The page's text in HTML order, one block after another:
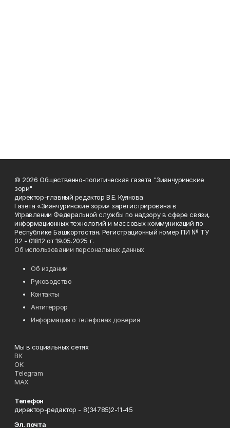
© 2026 Общественно-политическая газета "Зианчуринские
зори"
директор-главный редактор В.Е. Куянова
Газета «Зианчуринские зори» зарегистрирована в
Управлении Федеральной службы по надзору в сфере связи,
информационных технологий и массовых коммуникаций по
Республике Башкортостан. Регистрационный номер ПИ № ТУ
02 - 01812 от 19.05.2025 г.
Об использовании персональных данных
Об издании
Руководство
Контакты
Антитеррор
Информация о телефонах доверия
Мы в социальных сетях
ВК
ОК
Telegram
MAX
Телефон
директор-редактор - 8(34785)2-11-45
Эл. почта